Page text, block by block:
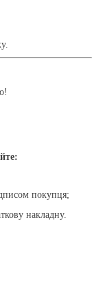
покупця;
накладну.